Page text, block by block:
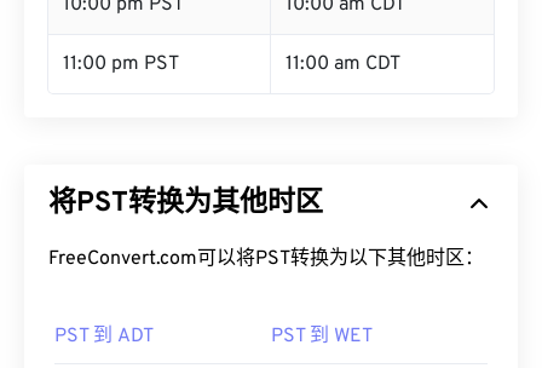
10:00 pm PST 10:00 am CDT
11:00 pm PST 11:00 am CDT
将PST转换为其他时区
FreeConvert.com可以将PST转换为以下其他时区：
PST 到 ADT PST 到 WET